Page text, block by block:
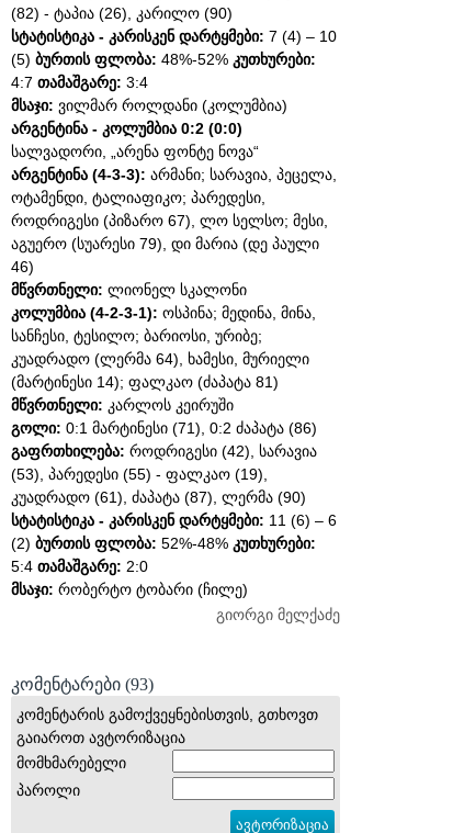
(82) - ტაპია (26), კარილო (90)
სტატისტიკა - კარისკენ დარტყმები: 7 (4) – 10
(5) ბურთის ფლობა: 48%-52% კუთხურები:
4:7 თამაშგარე: 3:4
მსაჯი: ვილმარ როლდანი (კოლუმბია)
არგენტინა - კოლუმბია 0:2 (0:0)
სალვადორი, „არენა ფონტე ნოვა“
არგენტინა (4-3-3): არმანი; სარავია, პეცელა,
ოტამენდი, ტალიაფიკო; პარედესი,
როდრიგესი (პიზარო 67), ლო სელსო; მესი,
აგუერო (სუარესი 79), დი მარია (დე პაული
46)
მწვრთნელი: ლიონელ სკალონი
კოლუმბია (4-2-3-1): ოსპინა; მედინა, მინა,
სანჩესი, ტესილო; ბარიოსი, ურიბე;
კუადრადო (ლერმა 64), ხამესი, მურიელი
(მარტინესი 14); ფალკაო (ძაპატა 81)
მწვრთნელი: კარლოს კეირუში
გოლი: 0:1 მარტინესი (71), 0:2 ძაპატა (86)
გაფრთხილება: როდრიგესი (42), სარავია
(53), პარედესი (55) - ფალკაო (19),
კუადრადო (61), ძაპატა (87), ლერმა (90)
სტატისტიკა - კარისკენ დარტყმები: 11 (6) – 6
(2) ბურთის ფლობა: 52%-48% კუთხურები:
5:4 თამაშგარე: 2:0
მსაჯი: რობერტო ტობარი (ჩილე)
გიორგი მელქაძე
კომენტარები (93)
კომენტარის გამოქვეყნებისთვის, გთხოვთ
გაიაროთ ავტორიზაცია
მომხმარებელი
პაროლი